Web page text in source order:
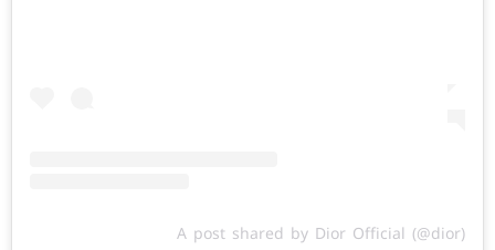
A post shared by Dior Official (@dior)